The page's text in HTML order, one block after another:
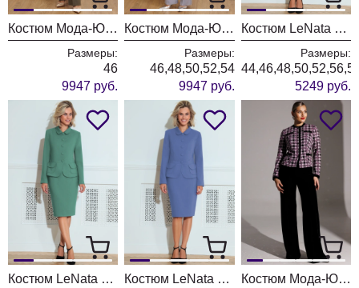
Костюм Мода-Юрс 25-2939 олива
Размеры:
46
9947 руб.
Костюм Мода-Юрс 25-2939 серо-голубой
Размеры:
46,48,50,52,54
9947 руб.
Костюм LeNata 21212 василек
Размеры:
5249 руб.
Костюм LeNata 21212 ментол Костюм LeNata 21212 темно-голубой Костюм Мода-Юрс 25-2950 черный+сирень